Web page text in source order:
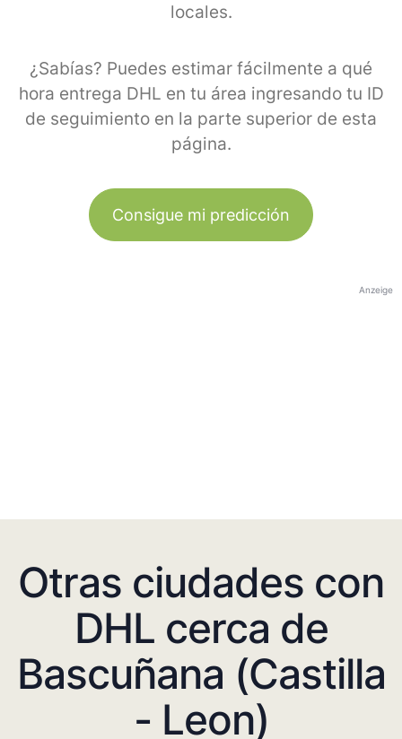
locales.
¿Sabías? Puedes estimar fácilmente a qué
hora entrega DHL en tu área ingresando tu ID
de seguimiento en la parte superior de esta
página.
Consigue mi predicción
Anzeige
Otras ciudades con
DHL cerca de
Bascuñana (Castilla
- Leon)